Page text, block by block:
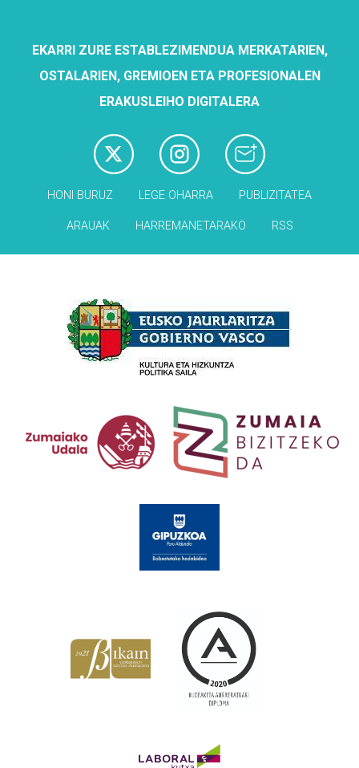
EKARRI ZURE ESTABLEZIMENDUA MERKATARIEN,
OSTALARIEN, GREMIOEN ETA PROFESIONALEN
ERAKUSLEIHO DIGITALERA
HONI BURUZ LEGE OHARRA PUBLIZITATEA
ARAUAK HARREMANETARAKO RSS